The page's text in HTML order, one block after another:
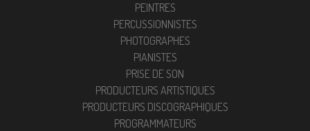
PEINTRES
PERCUSSIONNISTES
PHOTOGRAPHES
PIANISTES
PRISE DE SON
PRODUCTEURS ARTISTIQUES
PRODUCTEURS DISCOGRAPHIQUES
PROGRAMMATEURS